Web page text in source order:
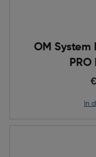
OM System
in